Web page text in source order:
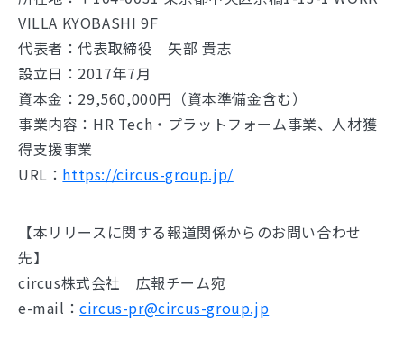
VILLA KYOBASHI 9F
代表者：代表取締役 矢部 貴志
設立日：2017年7月
資本金：29,560,000円（資本準備金含む）
事業内容：HR Tech・プラットフォーム事業、人材獲
得支援事業
URL： https://circus-group.jp/
【本リリースに関する報道関係からのお問い合わせ
先】
circus株式会社 広報チーム宛
e-mail：circus-pr@circus-group.jp